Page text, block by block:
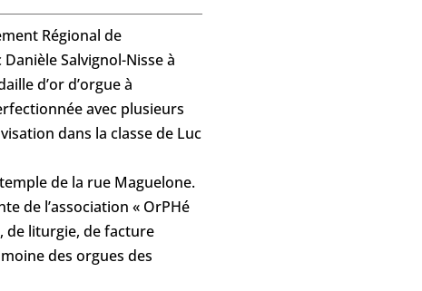
Régional de
Salvignol-Nisse à
d’or d’orgue à
avec plusieurs
dans la classe de Luc
de la rue Maguelone.
de l’association « OrPHé
de liturgie, de facture
des orgues des